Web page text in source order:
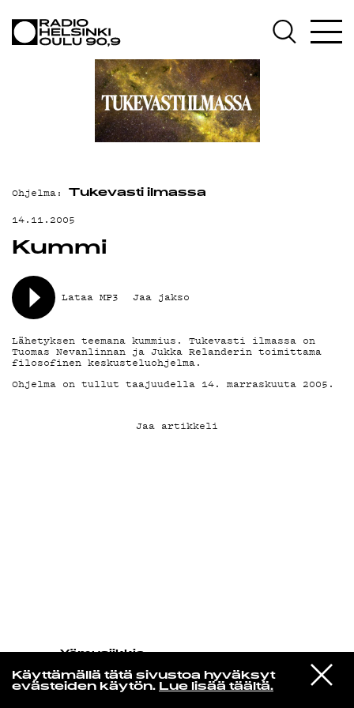
Käyttämällä tätä sivustoa hyväksyt
evästeiden käytön. Lue lisää täältä.
VIESTI
STUDIOON
Yö­mu­siik­kia
Makaya Mccraven
Im New Here
AJANKOHTAISTA
OHJELMAT
TEKIJÄT
ON-DEMAND
MAINOSTA
YHTEYSTIEDOT
G LIVELAB
YSTÄVÄKLUBI
TIETOSUOJA
KIRJAUDU SISÄÄN
Ohjelma: Tukevasti ilmassa
14.11.2005
Kummi
Lataa MP3 Jaa jakso
Lähetyksen teemana kummius. Tukevasti ilmassa on
Tuomas Nevanlinnan ja Jukka Relanderin toimittama
filosofinen keskusteluohjelma.
Ohjelma on tullut taajuudella 14. marraskuuta 2005.
Jaa artikkeli